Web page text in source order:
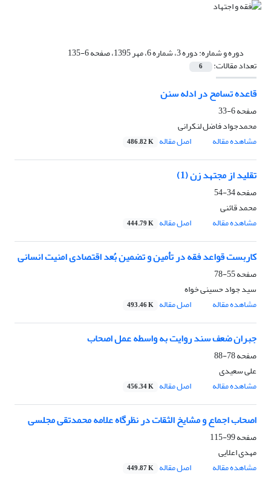
دوره و شماره:دوره 3، شماره 6، مهر 1395، صفحه 6-135
تعداد مقالات: 6
قاعده تسامح در ادله سنن
صفحه6-33
محمدجواد فاضل لنکرانی
مشاهده مقاله
اصل مقاله 486.82 K
تقلید از مجتهد زن (1)
صفحه34-54
محمد قائنی
مشاهده مقاله
اصل مقاله 444.79 K
کاربست قواعد فقه در تأمین و تضمین بُعد اقتصادی امنیت انسانی
صفحه55-78
سید جواد حسینی خواه
مشاهده مقاله
اصل مقاله 493.46 K
جبران ضعف سند روایت به واسطه عمل اصحاب
صفحه78-88
علی سعیدی
مشاهده مقاله
اصل مقاله 456.34 K
اصحاب اجماع و مشایخ الثقات در نظرگاه علامه محمدتقی مجلسی
صفحه99-115
مهدی اعلایی
مشاهده مقاله
اصل مقاله 449.87 K